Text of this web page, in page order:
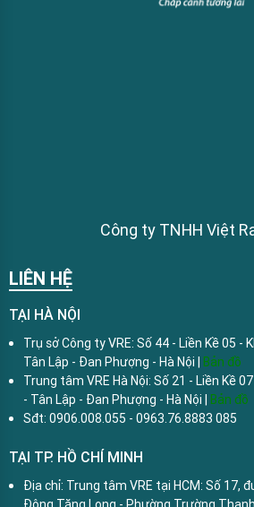
Công ty TNHH Việt
LIÊN HỆ
TẠI HÀ NỘI
Trụ sở Công ty VRE: Số 44 - Liền Kề 05 -
Tân Lập - Đan Phượng - Hà Nội | Bản đồ
Trung tâm VRE Hà Nội: Số 21 - Liền Kề
- Tân Lập - Đan Phượng - Hà Nội | Bản đồ
Sđt: 0906.008.055 - 0963.76.8883 085
TẠI TP. HỒ CHÍ MINH
Địa chỉ: Trung tâm VRE tại HCM: Số 17,